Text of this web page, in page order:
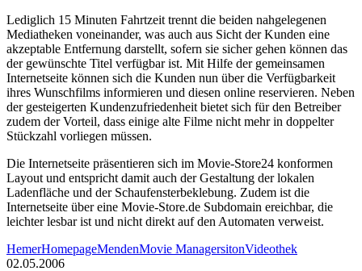
Lediglich 15 Minuten Fahrtzeit trennt die beiden nahgelegenen
Mediatheken voneinander, was auch aus Sicht der Kunden eine
akzeptable Entfernung darstellt, sofern sie sicher gehen können das
der gewünschte Titel verfügbar ist. Mit Hilfe der gemeinsamen
Internetseite können sich die Kunden nun über die Verfügbarkeit
ihres Wunschfilms informieren und diesen online reservieren. Neben
der gesteigerten Kundenzufriedenheit bietet sich für den Betreiber
zudem der Vorteil, dass einige alte Filme nicht mehr in doppelter
Stückzahl vorliegen müssen.
Die Internetseite präsentieren sich im Movie-Store24 konformen
Layout und entspricht damit auch der Gestaltung der lokalen
Ladenfläche und der Schaufensterbeklebung. Zudem ist die
Internetseite über eine Movie-Store.de Subdomain ereichbar, die
leichter lesbar ist und nicht direkt auf den Automaten verweist.
HemerHomepageMendenMovie ManagersitonVideothek
02.05.2006